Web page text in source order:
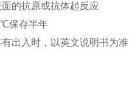
的抗原或抗体起反应
保存半年
出入时，以英文说明书为准